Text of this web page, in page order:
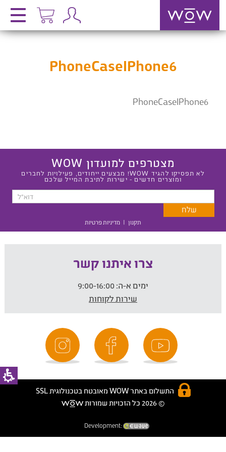
PhoneCaseIPhone6
PhoneCaseIPhone6
מצטרפים למועדון WOW
לא תפסיקו להגיד WOW! מבצעים ייחודים, פעילויות לחברים
ומוצרים חדשים - ישירות לתיבת המייל שלכם
תקנון | מדיניות פרטיות
צרו איתנו קשר
ימים א-ה:
שירות לקוחות
התשלום באתר WOW מאובטח בטכנולוגית SSL
© 2026 כל הזכויות שמורות
Development: